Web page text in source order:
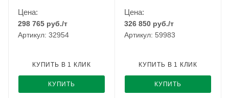
Цена:
298 765 руб./т
Артикул: 32954
КУПИТЬ
КУПИТЬ В 1 КЛИК
Цена:
326 850 руб./т
Артикул: 59983
КУПИТЬ
КУПИТЬ В 1 КЛИК